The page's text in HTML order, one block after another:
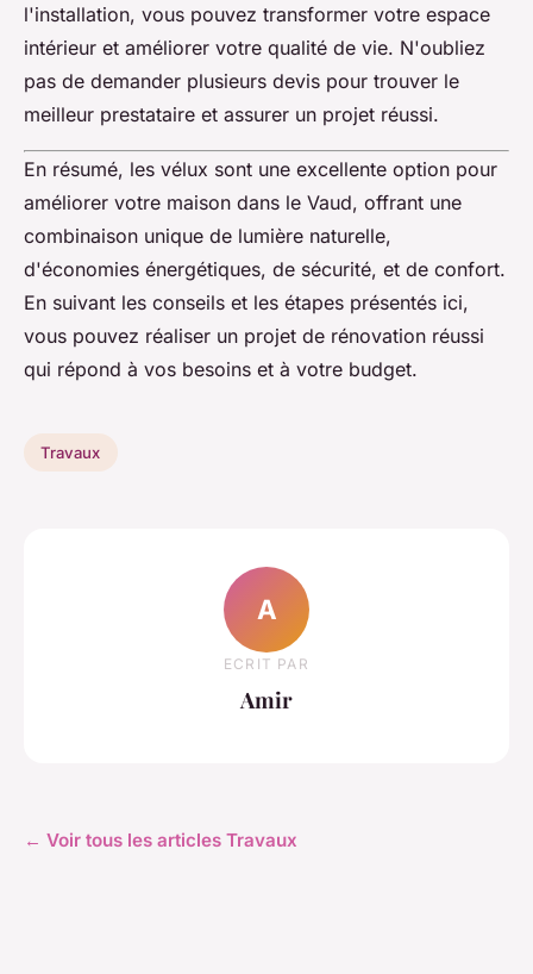
l'installation, vous pouvez transformer votre espace
intérieur et améliorer votre qualité de vie. N'oubliez
pas de demander plusieurs devis pour trouver le
meilleur prestataire et assurer un projet réussi.
En résumé, les vélux sont une excellente option pour
améliorer votre maison dans le Vaud, offrant une
combinaison unique de lumière naturelle,
d'économies énergétiques, de sécurité, et de confort.
En suivant les conseils et les étapes présentés ici,
vous pouvez réaliser un projet de rénovation réussi
qui répond à vos besoins et à votre budget.
Travaux
A
ECRIT PAR
Amir
← Voir tous les articles Travaux